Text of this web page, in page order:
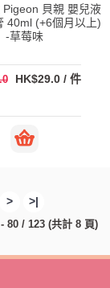
Pigeon 貝親 嬰兒液
40ml (+6個月以上)
-草莓味
HK$29.0 / 件
> >|
80 / 123 (共計 8 頁)